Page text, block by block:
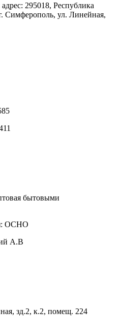
295018, Республика
Симферополь, ул. Линейная,
бытовыми
ОСНО
А.В
зд.2, к.2, помещ. 224